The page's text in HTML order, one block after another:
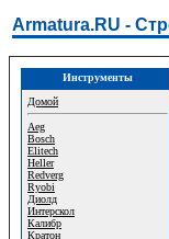
Armatura.RU -
Инструменты
Домой
Aeg
Bosch
Elitech
Heller
Redverg
Ryobi
Диолд
Интерскол
Калибр
Кратон